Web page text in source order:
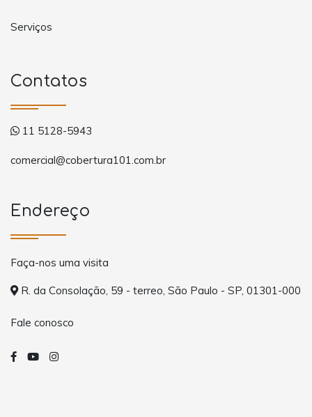
Serviços
Contatos
11 5128-5943
comercial@cobertura101.com.br
Endereço
Faça-nos uma visita
R. da Consolação, 59 - terreo, São Paulo - SP, 01301-000
Fale conosco